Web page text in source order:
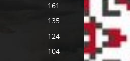
161
135
124
104